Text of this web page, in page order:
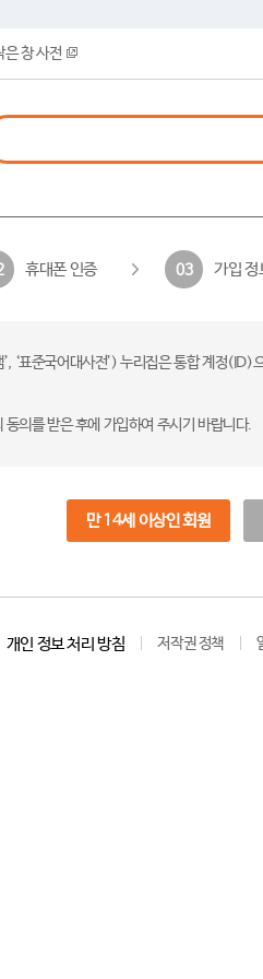
은 창 사전
휴대폰 인증 03 가입 정
‘표준국어대사전’) 누리집은 통합 계정
의를 받은 후에 가입하여 주시기 바랍니다.
만 14세 이상인 회원
개인 정보 처리 방침 저작권 정책